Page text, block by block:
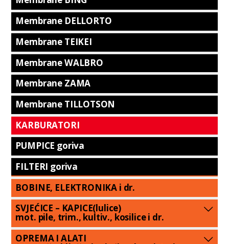
Membrane DELLORTO
Membrane TEIKEI
Membrane WALBRO
Membrane ZAMA
Membrane TILLOTSON
KARBURATORI
PUMPICE goriva
FILTERI goriva
BOBINE, ELEKTRONIKA i dr.
SVJEĆICE – KAPICE(lulice)
mot. pile, trim., kultiv., kosilice i dr.
OPREMA I ALATI